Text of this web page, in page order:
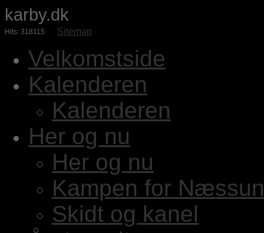
karby.dk
Hits: 318115 Sitemap
Velkomstside
Kalenderen
Kalenderen
Her og nu
Her og nu
Kampen for
Skidt og kanel